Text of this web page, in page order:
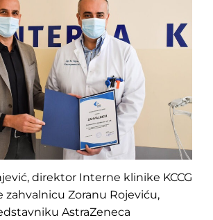
direktor Interne klinike KCCG
zahvalnicu Zoranu Rojeviću,
AstraZeneca